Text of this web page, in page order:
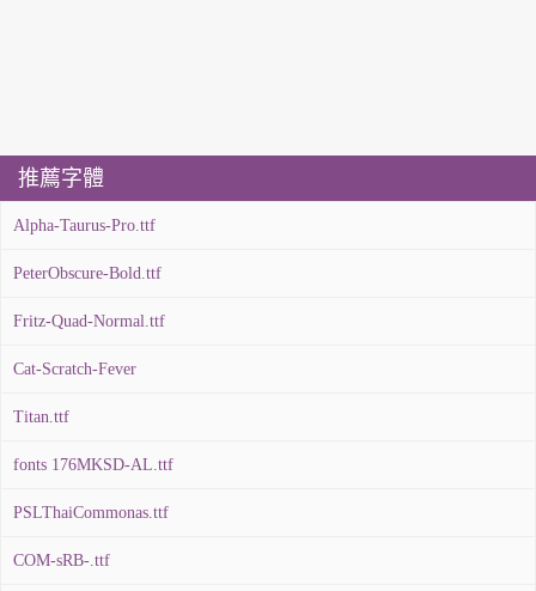
推薦字體
Alpha-Taurus-Pro.ttf
PeterObscure-Bold.ttf
Fritz-Quad-Normal.ttf
Cat-Scratch-Fever
Titan.ttf
fonts 176MKSD-AL.ttf
PSLThaiCommonas.ttf
COM-sRB-.ttf